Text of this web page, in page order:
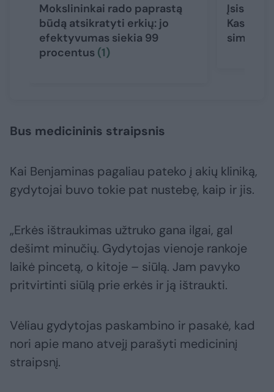
Mokslininkai rado paprastą
būdą atsikratyti erkių: jo
efektyvumas siekia 99
procentus (1)
Įsisiurbė
Bus medicininis straipsnis
Kai Benjaminas pagaliau pateko į akių kliniką,
gydytojai buvo tokie pat nustebę, kaip ir jis.
„Erkės ištraukimas užtruko gana ilgai, gal
dešimt minučių. Gydytojas vienoje rankoje
laikė pincetą, o kitoje – siūlą. Jam pavyko
pritvirtinti siūlą prie erkės ir ją ištraukti.
Vėliau gydytojas paskambino ir pasakė, kad
nori apie mano atvejį parašyti medicininį
straipsnį.